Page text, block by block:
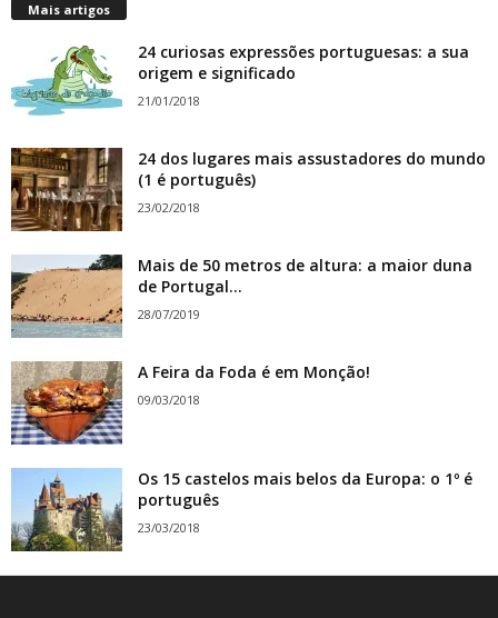
Mais artigos
24 curiosas expressões portuguesas: a sua
origem e significado
21/01/2018
24 dos lugares mais assustadores do mundo
(1 é português)
23/02/2018
Mais de 50 metros de altura: a maior duna
de Portugal...
28/07/2019
A Feira da Foda é em Monção!
09/03/2018
Os 15 castelos mais belos da Europa: o 1º é
português
23/03/2018